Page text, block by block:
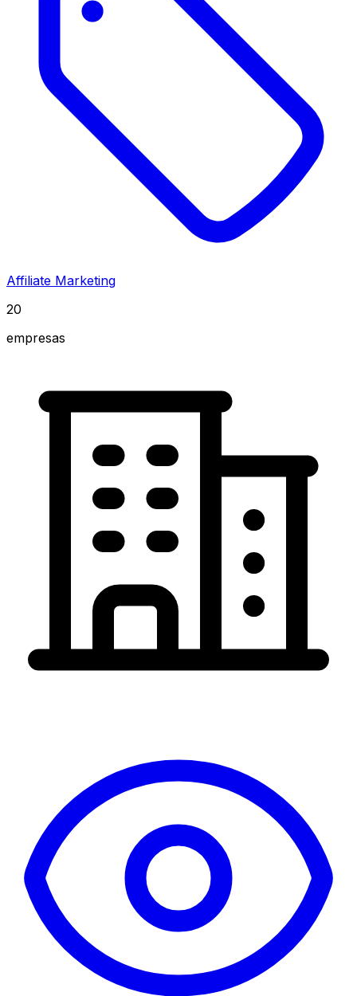
Affiliate Marketing
20
empresas